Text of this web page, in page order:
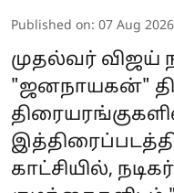
Published on: 07 Aug
முதல்வர் விஜய்
"ஜனநாயகன்"
காட்சியில்,